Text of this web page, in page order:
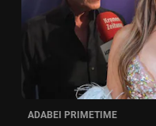
ADABEI PRIMETIME